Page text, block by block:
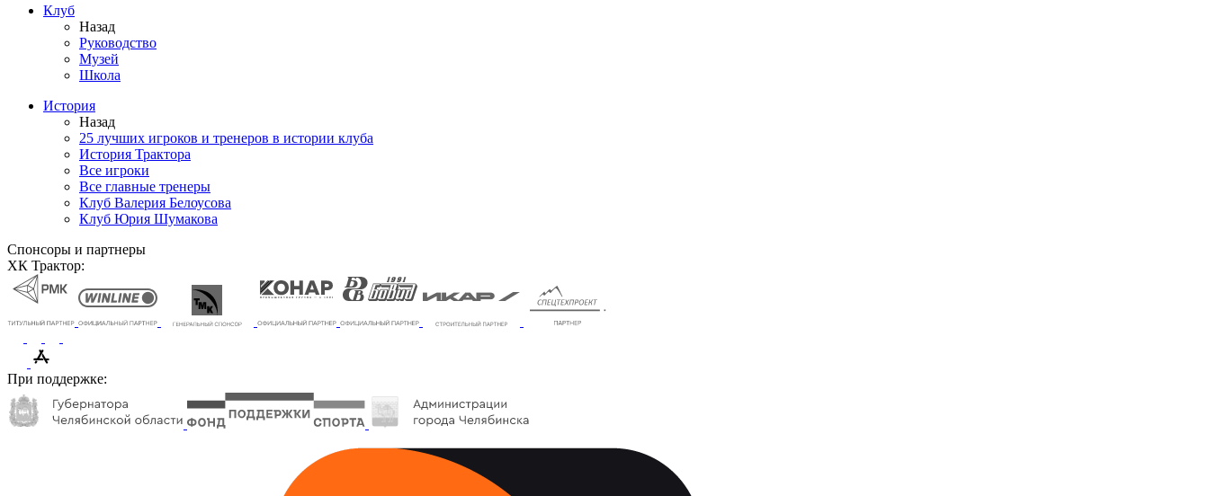
Клуб
Назад
Руководство
Музей
Школа
История
Назад
25 лучших игроков и тренеров в истории клуба
История Трактора
Все игроки
Все главные тренеры
Клуб Валерия Белоусова
Клуб Юрия Шумакова
Спонсоры и партнеры
ХК Трактор:
При поддержке: